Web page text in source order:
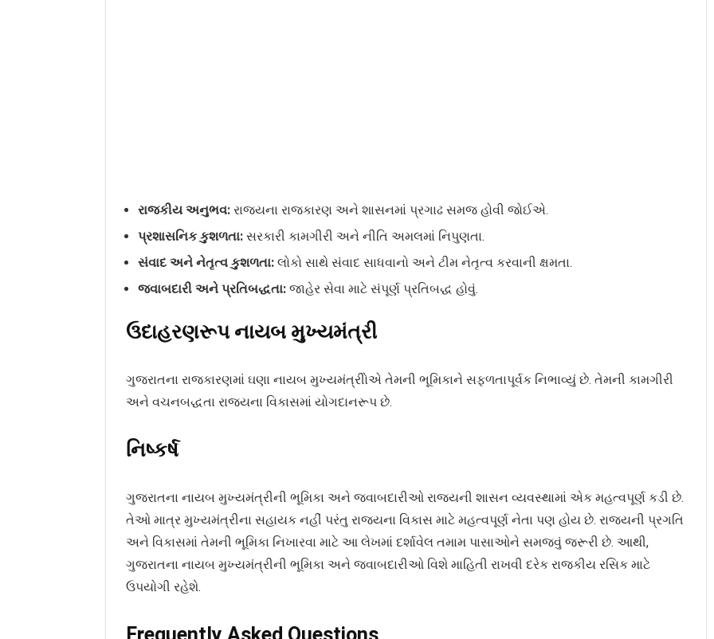
રાજકીય અનુભવ: રાજ્યના રાજકારણ અને શાસનમાં પ્રગાઢ સમજ હોવી જોઈએ.
પ્રશાસનિક કુશળતા: સરકારી કામગીરી અને નીતિ અમલમાં નિપુણતા.
સંવાદ અને નેતૃત્વ કુશળતા: લોકો સાથે સંવાદ સાધવાનો અને ટીમ નેતૃત્વ કરવાની ક્ષમતા.
જવાબદારી અને પ્રતિબદ્ધતા: જાહેર સેવા માટે સંપૂર્ણ પ્રતિબદ્ધ હોવું.
ઉદાહરણરૂપ નાયબ મુખ્યમંત્રી
ગુજરાતના રાજકારણમાં ઘણા નાયબ મુખ્યમંત્રીોએ તેમની ભૂમિકાને સફળતાપૂર્વક નિભાવ્યું છે. તેમની કામગીરી
અને વચનબદ્ધતા રાજ્યના વિકાસમાં યોગદાનરૂપ છે.
નિષ્કર્ષ
ગુજરાતના નાયબ મુખ્યમંત્રીની ભૂમિકા અને જવાબદારીઓ રાજ્યની શાસન વ્યવસ્થામાં એક મહત્વપૂર્ણ કડી છે.
તેઓ માત્ર મુખ્યમંત્રીના સહાયક નહીં પરંતુ રાજ્યના વિકાસ માટે મહત્વપૂર્ણ નેતા પણ હોય છે. રાજ્યની પ્રગતિ
અને વિકાસમાં તેમની ભૂમિકા નિખારવા માટે આ લેખમાં દર્શાવેલ તમામ પાસાઓને સમજવું જરૂરી છે. આથી,
ગુજરાતના નાયબ મુખ્યમંત્રીની ભૂમિકા અને જવાબદારીઓ વિશે માહિતી રાખવી દરેક રાજકીય રસિક માટે
ઉપયોગી રહેશે.